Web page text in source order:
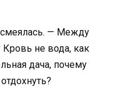
— Между
не вода, как
дача, почему